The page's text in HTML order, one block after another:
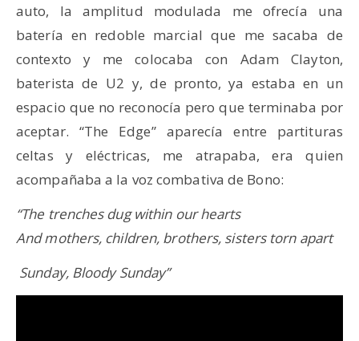
auto, la amplitud modulada me ofrecía una
batería en redoble marcial que me sacaba de
contexto y me colocaba con Adam Clayton,
baterista de U2 y, de pronto, ya estaba en un
espacio que no reconocía pero que terminaba por
aceptar. “The Edge” aparecía entre partituras
celtas y eléctricas, me atrapaba, era quien
acompañaba a la voz combativa de Bono:
“The trenches dug within our hearts
And mothers, children, brothers, sisters torn apart
Sunday, Bloody Sunday”